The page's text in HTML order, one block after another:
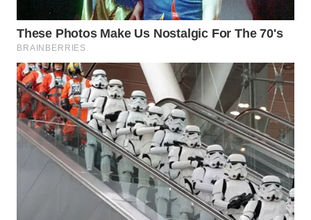
WN
SUBANG
WN
SUKABUMI
WN
PURWAKARTA